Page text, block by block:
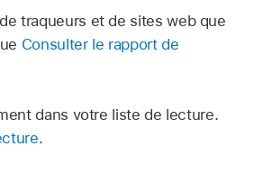
traqueurs et de sites web que
Consulter le rapport de
dans votre liste de lecture.
.